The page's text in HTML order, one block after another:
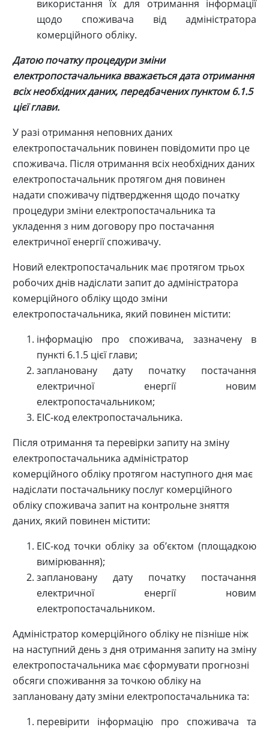
використання їх для отримання інформації
щодо споживача від адміністратора
комерційного обліку.
Датою початку процедури зміни
електропостачальника вважається дата отримання
всіх необхідних даних, передбачених пунктом 6.1.5
цієї глави.
У разі отримання неповних даних
електропостачальник повинен повідомити про це
споживача. Після отримання всіх необхідних даних
електропостачальник протягом дня повинен
надати споживачу підтвердження щодо початку
процедури зміни електропостачальника та
укладення з ним договору про постачання
електричної енергії споживачу.
Новий електропостачальник має протягом трьох
робочих днів надіслати запит до адміністратора
комерційного обліку щодо зміни
електропостачальника, який повинен містити:
інформацію про споживача, зазначену в
пункті 6.1.5 цієї глави;
заплановану дату початку постачання
електричної енергії новим
електропостачальником;
ЕІС-код електропостачальника.
Після отримання та перевірки запиту на зміну
електропостачальника адміністратор
комерційного обліку протягом наступного дня має
надіслати постачальнику послуг комерційного
обліку споживача запит на контрольне зняття
даних, який повинен містити:
ЕІС-код точки обліку за об’єктом (площадкою
вимірювання);
заплановану дату початку постачання
електричної енергії новим
електропостачальником.
Адміністратор комерційного обліку не пізніше ніж
на наступний день з дня отримання запиту на зміну
електропостачальника має сформувати прогнозні
обсяги споживання за точкою обліку на
заплановану дату зміни електропостачальника та:
перевірити інформацію про споживача та